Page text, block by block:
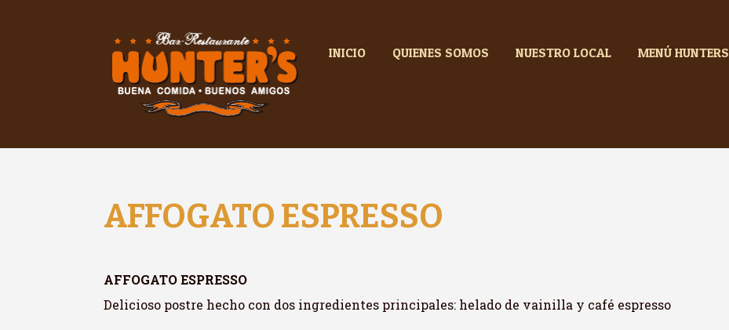
INICIO QUIENES SOMOS NUESTRO LOCAL MENÚ HUNTERS
AFFOGATO ESPRESSO
AFFOGATO ESPRESSO
Delicioso postre hecho con dos ingredientes principales: helado de vainilla y café espresso